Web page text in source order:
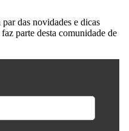
das novidades e dicas
parte desta comunidade de